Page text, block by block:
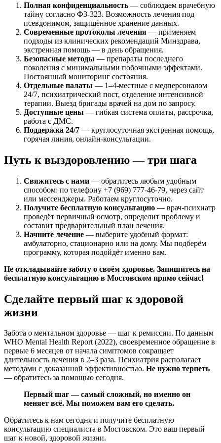
Полная конфиденциальность — соблюдаем врачебную
тайну согласно ФЗ-323. Возможность лечения под
псевдонимом, защищённое хранение данных.
Современные протоколы лечения — применяем
подходы из клинических рекомендаций Минздрава,
экстренная помощь — в день обращения.
Безопасные методы — препараты последнего
поколения с минимальными побочными эффектами.
Постоянный мониторинг состояния.
Отдельные палаты — 1–4-местные с медперсоналом
24/7, психиатрический пост, отделение интенсивной
терапии. Выезд бригады врачей на дом по запросу.
Доступные цены — гибкая система оплаты, рассрочка,
работа с ДМС.
Поддержка 24/7 — круглосуточная экстренная помощь,
горячая линия, онлайн-консультации.
Путь к выздоровлению — три шага
Свяжитесь с нами — обратитесь любым удобным
способом: по телефону +7 (969) 777-46-79, через сайт
или мессенджеры. Работаем круглосуточно.
Получите бесплатную консультацию — врач-психиатр
проведёт первичный осмотр, определит проблему и
составит предварительный план лечения.
Начните лечение — выберите удобный формат:
амбулаторно, стационарно или на дому. Мы подберём
программу, которая подойдёт именно вам.
Не откладывайте заботу о своём здоровье. Запишитесь на
бесплатную консультацию в Мостовском прямо сейчас!
Сделайте первый шаг к здоровой
жизни
Забота о ментальном здоровье — шаг к ремиссии. По данным
WHO Mental Health Report (2022), своевременное обращение в
первые 6 месяцев от начала симптомов сокращает
длительность лечения в 2–3 раза. Психиатрия располагает
методами с доказанной эффективностью. Не нужно терпеть
— обратитесь за помощью сегодня.
Первый шаг — самый сложный, но именно он
меняет всё. Мы поможем вам его сделать.
Обратитесь к нам сегодня и получите бесплатную
консультацию специалиста в Мостовском. Это ваш первый
шаг к новой, здоровой жизни.